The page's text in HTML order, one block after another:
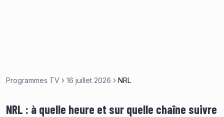
Programmes TV 16 juillet 2026 NRL
NRL : à quelle heure et sur quelle chaîne suivre